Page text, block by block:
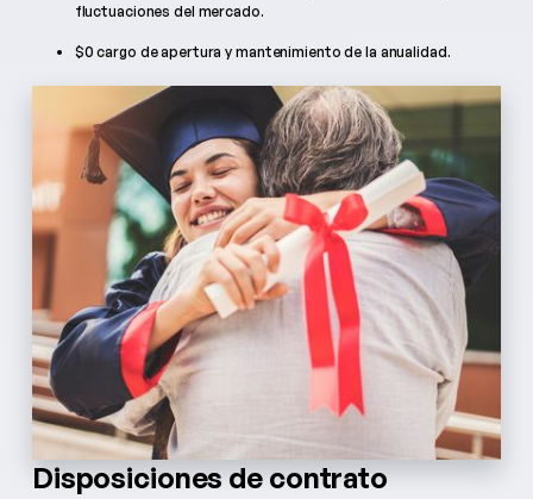
fluctuaciones del mercado.
$0 cargo de apertura y mantenimiento de la anualidad.
Disposiciones de contrato